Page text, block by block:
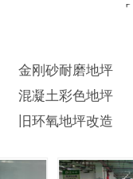
金刚砂耐磨地坪
混凝土彩色地坪
旧环氧地坪改造